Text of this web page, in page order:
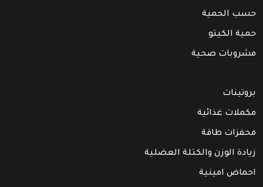
حسب الحمية
حمية الكيتو
مشروبات صحية
بروتينات
مكملات غذائية
محفزات طاقة
زيادة الوزن والكتلة العضلية
احماض امينية